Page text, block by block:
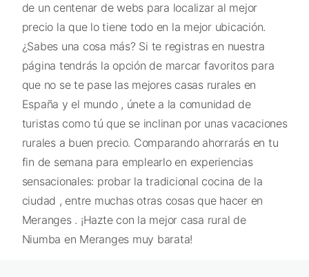
de un centenar de webs para localizar al mejor
precio la que lo tiene todo en la mejor ubicación.
¿Sabes una cosa más? Si te registras en nuestra
página tendrás la opción de marcar favoritos para
que no se te pase las mejores casas rurales en
España y el mundo , únete a la comunidad de
turistas como tú que se inclinan por unas vacaciones
rurales a buen precio. Comparando ahorrarás en tu
fin de semana para emplearlo en experiencias
sensacionales: probar la tradicional cocina de la
ciudad , entre muchas otras cosas que hacer en
Meranges . ¡Hazte con la mejor casa rural de
Niumba en Meranges muy barata!